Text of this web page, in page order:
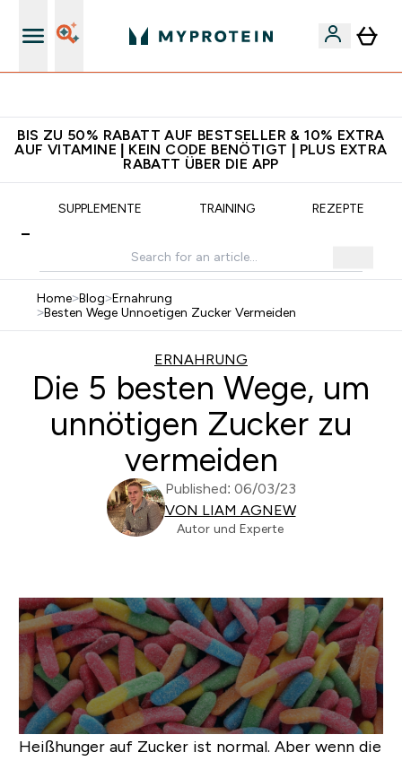
BIS ZU 50% RABATT AUF BESTSELLER & 10% EXTRA
AUF VITAMINE | KEIN CODE BENÖTIGT | PLUS EXTRA
RABATT ÜBER DIE APP
SUPPLEMENTE TRAINING REZEPTE
Home>Blog>Ernahrung
>Besten Wege Unnoetigen Zucker Vermeiden
ERNAHRUNG
Die 5 besten Wege, um
unnötigen Zucker zu
vermeiden
Published: 06/03/23
VON LIAM AGNEW
Autor und Experte
Heißhunger auf Zucker ist normal. Aber wenn die